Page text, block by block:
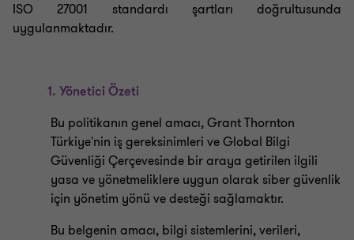
ISO 27001 standardı şartları doğrultusunda
uygulanmaktadır.
1. Yönetici Özeti
Bu politikanın genel amacı, Grant Thornton
Türkiye'nin iş gereksinimleri ve Global Bilgi
Güvenliği Çerçevesinde bir araya getirilen ilgili
yasa ve yönetmeliklere uygun olarak siber güvenlik
için yönetim yönü ve desteği sağlamaktır.
Bu belgenin amacı, bilgi sistemlerini, verileri,